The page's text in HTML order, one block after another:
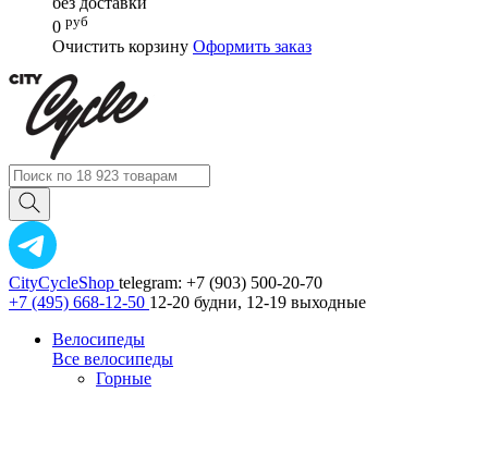
0 руб
Очистить корзину Оформить заказ
CityCycleShop telegram: +7 (903) 500-20-70
+7 (495) 668-12-50 12-20 будни, 12-19 выходные
Велосипеды
Все велосипеды
Горные